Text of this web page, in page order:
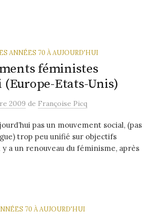
ANNÉES 70 À AUJOURD'HUI
féministes
(Europe-Etats-Unis)
2009 de Françoise Picq
pas un mouvement social, (pas
trop peu unifié sur objectifs
y a un renouveau du féminisme, après
70 À AUJOURD'HUI